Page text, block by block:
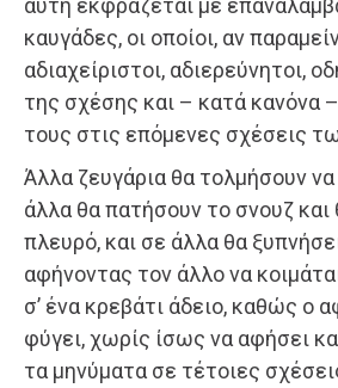
αυτή εκφράζεται με
καυγάδες, οι οποίοι, αν
αδιαχείριστοι, αδιερεύνητοι,
της σχέσης και – κατά κανόνα
τους στις επόμενες σχέσεις
Άλλα ζευγάρια θα τολμήσουν
άλλα θα πατήσουν το σνουζ και
πλευρό, και σε άλλα θα
αφήνοντας τον άλλο να
σ’ ένα κρεβάτι άδειο, καθώς ο
φύγει, χωρίς ίσως να αφήσει
τα μηνύματα σε τέτοιες